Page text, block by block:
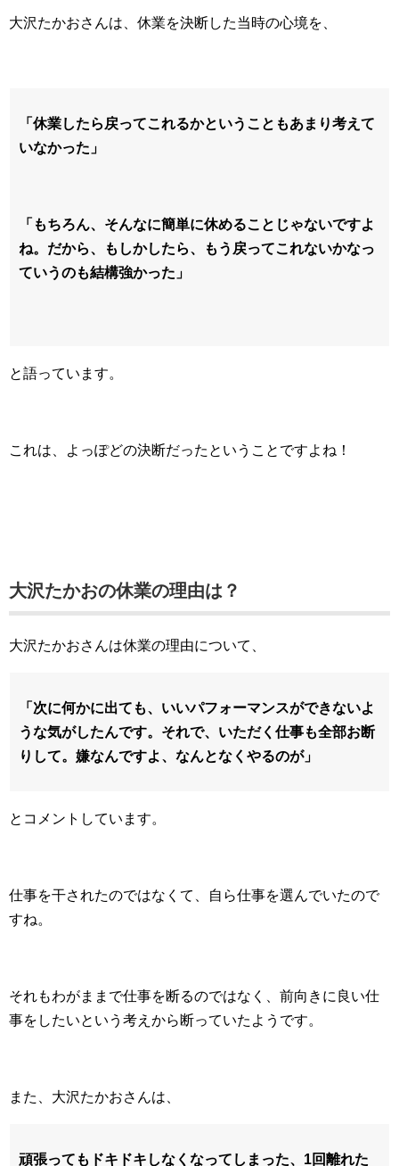
大沢たかおさんは、休業を決断した当時の心境を、
「休業したら戻ってこれるかということもあまり考えて
いなかった」
「もちろん、そんなに簡単に休めることじゃないですよ
ね。だから、もしかしたら、もう戻ってこれないかなっ
ていうのも結構強かった」
と語っています。
これは、よっぽどの決断だったということですよね！
大沢たかおの休業の理由は？
大沢たかおさんは休業の理由について、
「次に何かに出ても、いいパフォーマンスができないよ
うな気がしたんです。それで、いただく仕事も全部お断
りして。嫌なんですよ、なんとなくやるのが」
とコメントしています。
仕事を干されたのではなくて、自ら仕事を選んでいたので
すね。
それもわがままで仕事を断るのではなく、前向きに良い仕
事をしたいという考えから断っていたようです。
また、大沢たかおさんは、
頑張ってもドキドキしなくなってしまった、1回離れた